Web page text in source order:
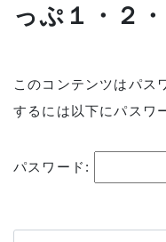
っぷ１・２
このコンテンツはパス
するには以下にパスワ
パスワード: